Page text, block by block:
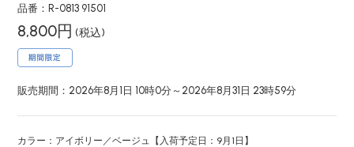
品番：R-0813 91501
8,800円 (税込)
販売期間：2026年8月1日 10時0分～2026年8月31日 23時59分
カラー：アイボリー／ベージュ【入荷予定日：9月1日】